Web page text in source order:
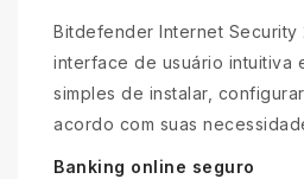
Bitdefender Internet Security
interface de usuário intuitiva
simples de instalar,
acordo com suas
Banking online seguro